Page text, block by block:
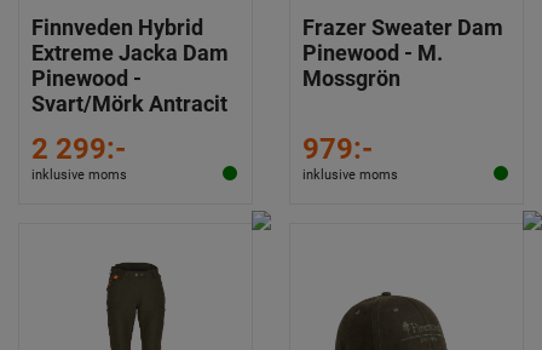
Finnveden Hybrid
Extreme Jacka Dam
Pinewood -
Svart/Mörk Antracit
2 299:-
inklusive moms
Frazer Sweater Dam
Pinewood - M.
Mossgrön
979:-
inklusive moms